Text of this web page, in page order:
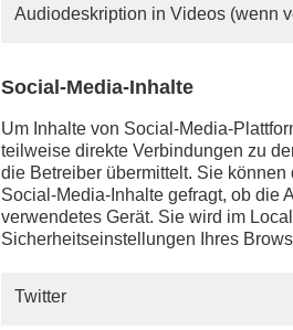
Audiodeskription in Videos (wenn
Social-Media-Inhalte
Um Inhalte von Social-Media-
teilweise direkte Verbindungen zu
die Betreiber übermittelt. Sie
Social-Media-Inhalte gefragt, ob die
verwendetes Gerät. Sie wird im
Sicherheitseinstellungen Ihres
Twitter